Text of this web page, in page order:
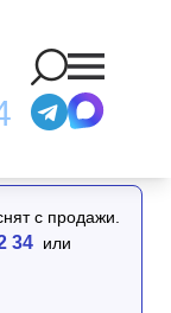
2WD
с продажи.
34 или